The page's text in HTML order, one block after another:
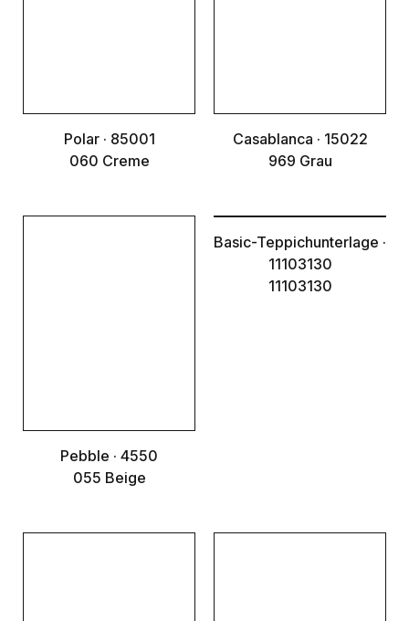
Polar · 85001
060 Creme
Casablanca · 15022
969 Grau
Pebble · 4550
055 Beige
Basic-Teppichunterlage ·
11103130
11103130